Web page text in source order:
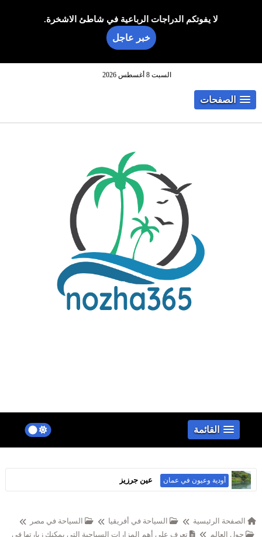
لا يفوتكم الدراجات الرباعية في شاطئ الاشخرة.
خبر عاجل
السبت 8 أغسطس 2026
الصفحات
القائمة
أودية وعيون في عمان عين جرزيز
الصفحة الرئيسية السياحة في أفريقيا
السياحة في مصر
حول العالم
تعرف علي أهم المزارات السياحية التي يمكنك زيارتها في